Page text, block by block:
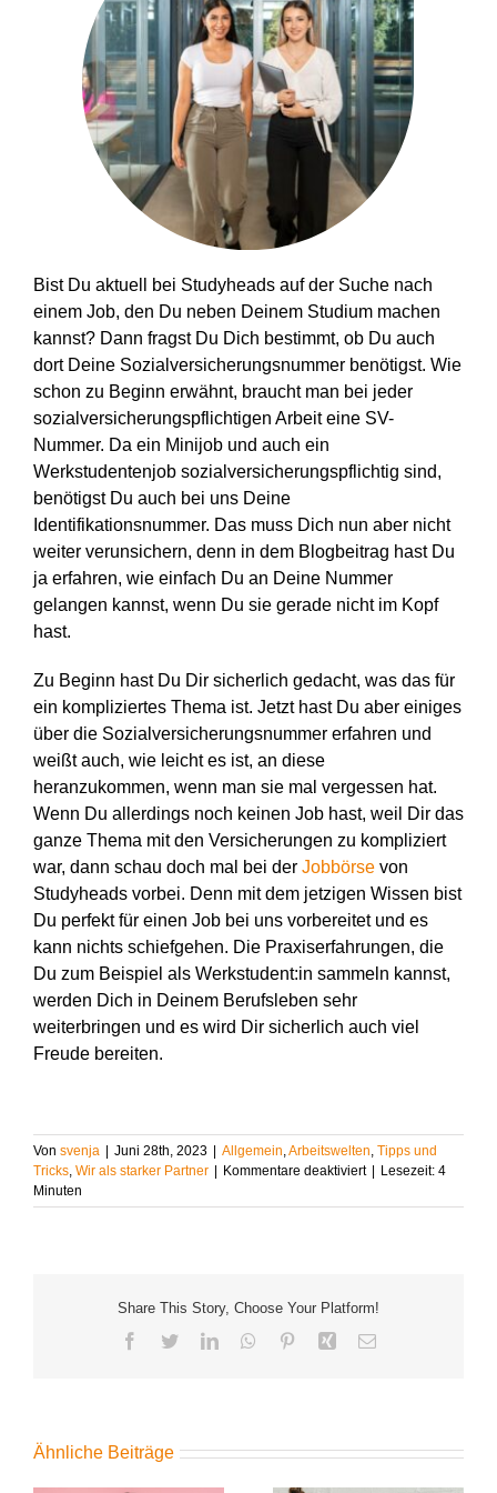
Bist Du aktuell bei Studyheads auf der Suche nach
einem Job, den Du neben Deinem Studium machen
kannst? Dann fragst Du Dich bestimmt, ob Du auch
dort Deine Sozialversicherungsnummer benötigst. Wie
schon zu Beginn erwähnt, braucht man bei jeder
sozialversicherungspflichtigen Arbeit eine SV-
Nummer. Da ein Minijob und auch ein
Werkstudentenjob sozialversicherungspflichtig sind,
benötigst Du auch bei uns Deine
Identifikationsnummer. Das muss Dich nun aber nicht
weiter verunsichern, denn in dem Blogbeitrag hast Du
ja erfahren, wie einfach Du an Deine Nummer
gelangen kannst, wenn Du sie gerade nicht im Kopf
hast.
Zu Beginn hast Du Dir sicherlich gedacht, was das für
ein kompliziertes Thema ist. Jetzt hast Du aber einiges
über die Sozialversicherungsnummer erfahren und
weißt auch, wie leicht es ist, an diese
heranzukommen, wenn man sie mal vergessen hat.
Wenn Du allerdings noch keinen Job hast, weil Dir das
ganze Thema mit den Versicherungen zu kompliziert
war, dann schau doch mal bei der Jobbörsevon
Studyheads vorbei. Denn mit dem jetzigen Wissen bist
Du perfekt für einen Job bei uns vorbereitet und es
kann nichts schiefgehen. Die Praxiserfahrungen, die
Du zum Beispiel als Werkstudent:in sammeln kannst,
werden Dich in Deinem Berufsleben sehr
weiterbringen und es wird Dir sicherlich auch viel
Freude bereiten.
Von svenja Juni 28th, 2023 Allgemein,Arbeitswelten, Tipps und
Tricks, Wir als starker Partner Kommentare deaktiviertfür
braucht
Lesezeit: 4
Minuten
Share This Story, Choose Your Platform!
Facebook
TwitterLinkedInWhatsApp
PinterestXing E-
Ähnliche Beiträge